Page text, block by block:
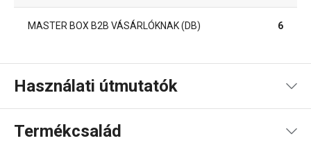
MASTER BOX B2B VÁSÁRLÓKNAK (DB) 6
Használati útmutatók
Használati útmutató és biztonsági információk
Termékcsalád